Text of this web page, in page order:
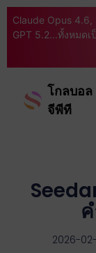
Claude Opus 4.6,
GPT 5.2...ทั้งหมดเ
โกลบอล
จีพีที
2026-